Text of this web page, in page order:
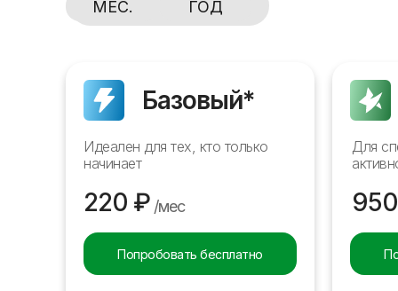
MEC. ГОД
Попробовать бесплатно
Базовый*
220 ₽ /мес
Идеален для тех, кто только
начинает
Для